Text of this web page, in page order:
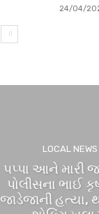
24/04/
LOCAL NEWS
પપ્પા આને મારી
પોલીસના ભાઈ
જાડેજાની હત્યા,